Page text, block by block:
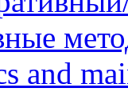
and